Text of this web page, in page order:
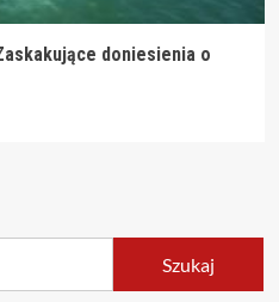
doniesienia o
Szukaj